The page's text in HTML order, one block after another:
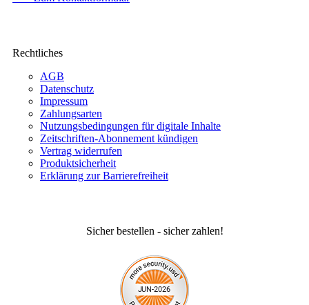
Rechtliches
AGB
Datenschutz
Impressum
Zahlungsarten
Nutzungsbedingungen für digitale Inhalte
Zeitschriften-Abonnement kündigen
Vertrag widerrufen
Produktsicherheit
Erklärung zur Barrierefreiheit
Sicher bestellen - sicher zahlen!